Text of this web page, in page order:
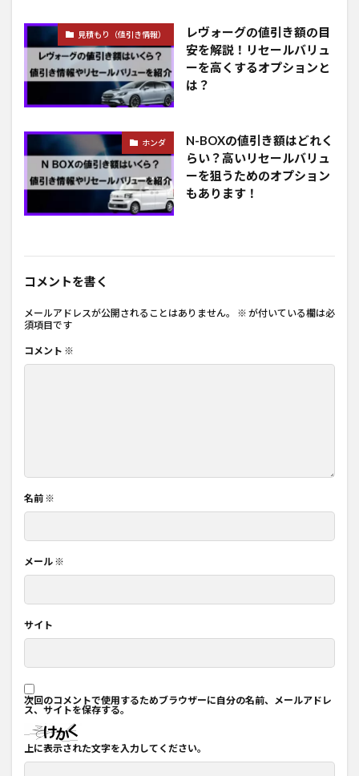
見積もり（値引き情報）
レヴォーグの値引き額の目
安を解説！リセールバリュ
ーを高くするオプションと
は？
ホンダ
N-BOXの値引き額はどれく
らい？高いリセールバリュ
ーを狙うためのオプション
もあります！
コメントを書く
メールアドレスが公開されることはありません。 ※ が付いている欄は必
須項目です
コメント ※
名前 ※
メール ※
サイト
次回のコメントで使用するためブラウザーに自分の名前、メールアドレ
ス、サイトを保存する。
上に表示された文字を入力してください。